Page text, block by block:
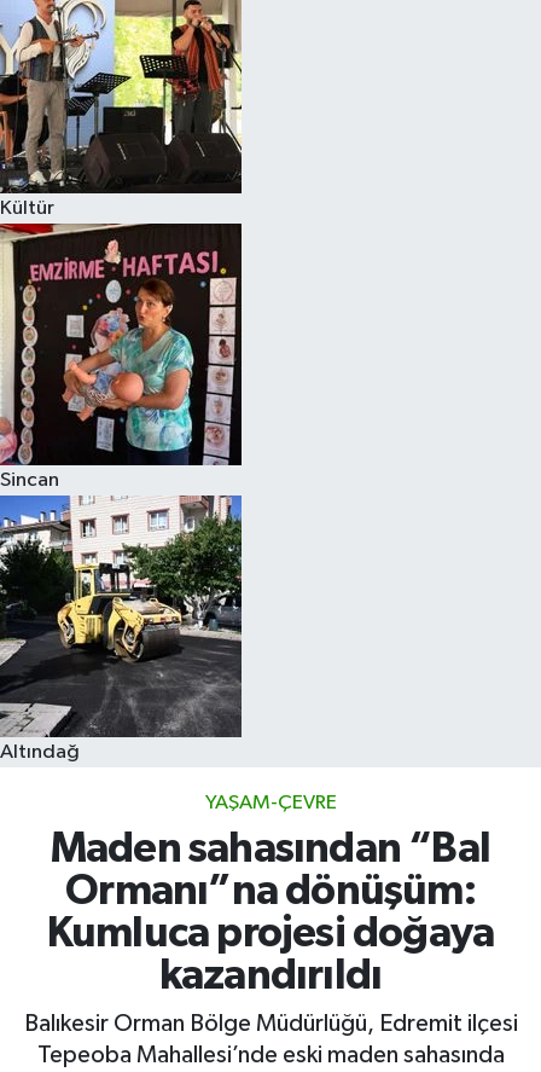
Kültür
Sincan
Altındağ
YAŞAM-ÇEVRE
Maden sahasından “Bal
Ormanı”na dönüşüm:
Kumluca projesi doğaya
kazandırıldı
Balıkesir Orman Bölge Müdürlüğü, Edremit ilçesi
Tepeoba Mahallesi’nde eski maden sahasında